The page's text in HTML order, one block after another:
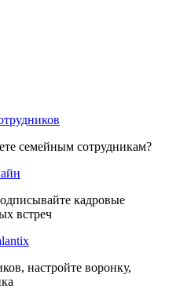
семейным сотрудникам?
кадровые
встреч
настройте воронку,